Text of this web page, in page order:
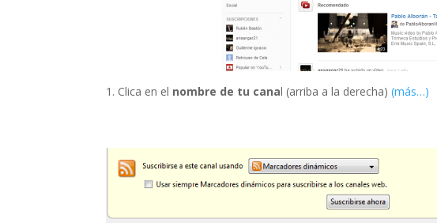
1. Clica en el nombre de tu canal (arriba a la derecha)(más…)